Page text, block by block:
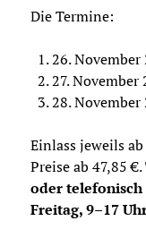
Die Termine:
26. November
27. November
28. November
Einlass jeweils
Preise ab 47,85 €.
oder telefonisch
Freitag, 9–17